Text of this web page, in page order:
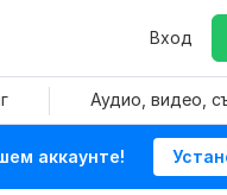
Вход
Аудио, видео,
аккаунте!